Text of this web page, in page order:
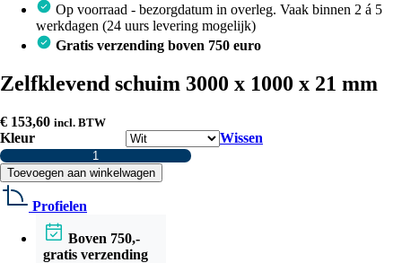
Op voorraad - bezorgdatum in overleg. Vaak binnen 2 á 5
werkdagen (24 uurs levering mogelijk)
Gratis verzending boven 750 euro
Zelfklevend schuim 3000 x 1000 x 21 mm
€ 153,60 incl. BTW
Kleur
Wissen
Zelfklevend
schuim
3000
Toevoegen aan winkelwagen
Profielen
Boven 750,-
gratis verzending